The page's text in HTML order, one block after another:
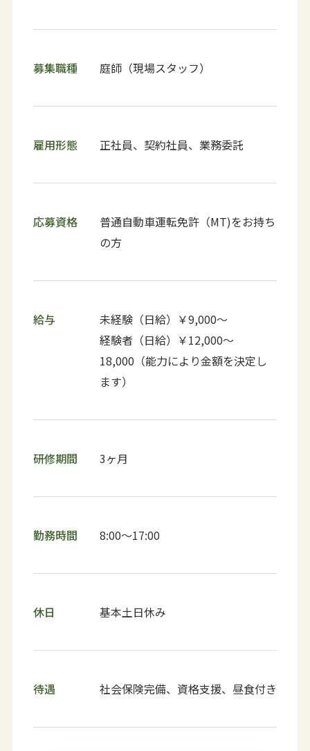
募集職種 庭師（現場スタッフ）
雇用形態 正社員、契約社員、業務委託
応募資格
普通自動車運転免許（MT)をお持ち
の方
給与
未経験（日給）￥9,000〜
経験者（日給）￥12,000〜
18,000（能力により金額を決定し
ます）
研修期間 3ヶ月
勤務時間 8:00〜17:00
休日 基本土日休み
待遇 社会保険完備、資格支援、昼食付き